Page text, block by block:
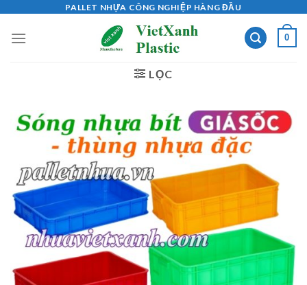
content
PALLET NHỰA CÔNG NGHIỆP HÀNG ĐẦU
0
LỌC